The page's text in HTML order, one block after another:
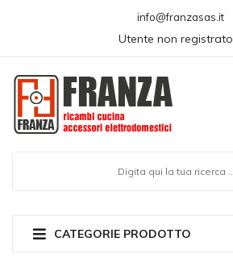
info@franzasas.it
Utente non registrato
CATEGORIE PRODOTTO